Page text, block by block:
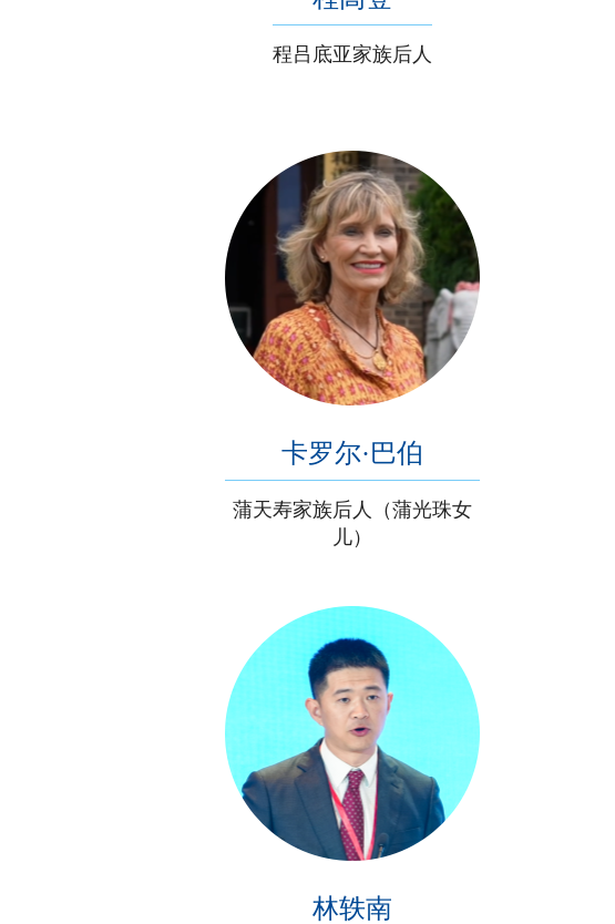
程吕底亚家族后人
卡罗尔·巴伯
蒲天寿家族后人（蒲光珠女
儿）
林轶南